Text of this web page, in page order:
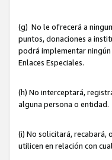
(g) No le ofrecerá a
puntos, donaciones a
podrá implementar
Enlaces Especiales.
(h) No interceptará,
alguna persona o entidad.
(i) No solicitará, recabará,
utilicen en relación con